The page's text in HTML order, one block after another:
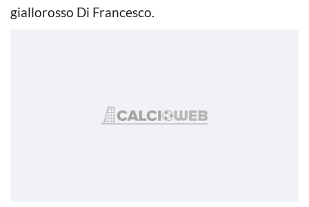
giallorosso Di Francesco.